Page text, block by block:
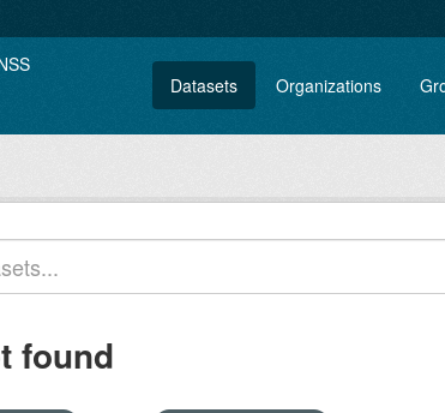
Datasets Organizations
found